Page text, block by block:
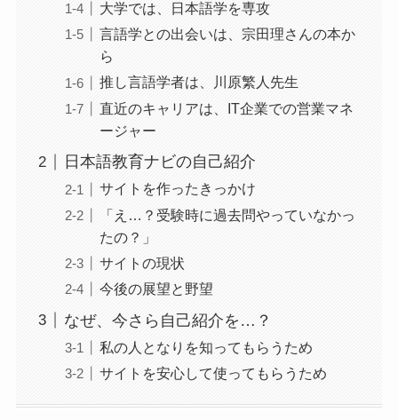
大学では、日本語学を専攻
言語学との出会いは、宗田理さんの本か
ら
推し言語学者は、川原繁人先生
直近のキャリアは、IT企業での営業マネ
ージャー
日本語教育ナビの自己紹介
サイトを作ったきっかけ
「え…？受験時に過去問やっていなかっ
たの？」
サイトの現状
今後の展望と野望
なぜ、今さら自己紹介を…？
私の人となりを知ってもらうため
サイトを安心して使ってもらうため